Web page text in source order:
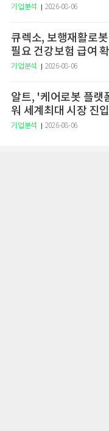
기업분석 2026-08-06
큐렉소, 보행재활로
필요 건강보험 급여
기업분석 2026-08-06
알트, '케어로봇 플
워 세계최대 시장 진
기업분석 2026-08-06